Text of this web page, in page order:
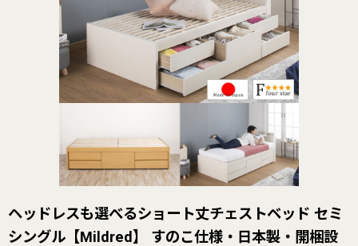
ヘッドレスも選べるショート丈チェストベッド セミ
シングル【Mildred】 すのこ仕様・日本製・開梱設